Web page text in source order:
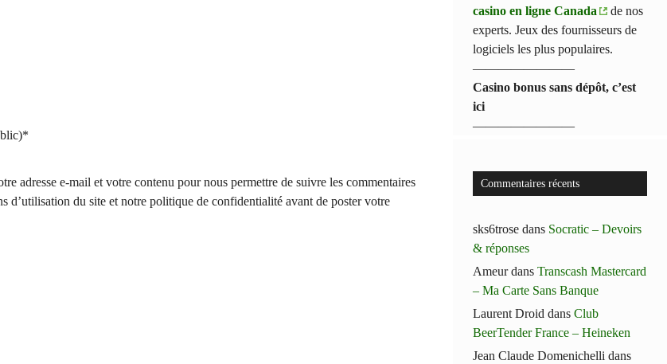
adresse e-mail et votre contenu pour nous permettre de suivre les commentaires
du site et notre politique de confidentialité avant de poster votre
casino en ligne Canada
de nos
experts. Jeux des fournisseurs de
logiciels les plus populaires.
————————
Casino bonus sans dépôt, c’est
ici
————————
Commentaires récents
sks6trose dans Socratic – Devoirs
& réponses
AmeurdansTranscash Mastercard
– Ma Carte Sans Banque
Laurent Droid dansClub
BeerTender France – Heineken
Jean Claude Domenichelli dans